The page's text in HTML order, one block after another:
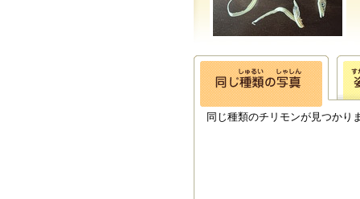
同じ種類のチリモンが見つかり